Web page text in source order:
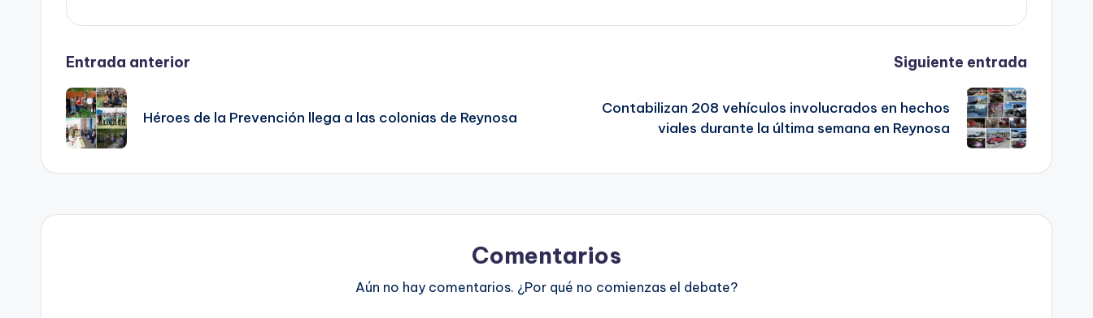
Navegación
de
entradas
Entrada anterior
Héroes de la Prevención llega a las colonias de Reynosa
Siguiente entrada
Contabilizan 208 vehículos involucrados en hechos
viales durante la última semana en Reynosa
Comentarios
Aún no hay comentarios. ¿Por qué no comienzas el debate?